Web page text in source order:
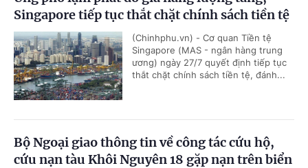
Singapore tiếp tục thắt chặt chính sách tiền tệ
(Chinhphu.vn) - Cơ quan Tiền tệ
Singapore (MAS - ngân hàng trung
ương) ngày 27/7 quyết định tiếp tục
thắt chặt chính sách tiền tệ, đánh...
Bộ Ngoại giao thông tin về công tác cứu hộ,
cứu nạn tàu Khôi Nguyên 18 gặp nạn trên biển